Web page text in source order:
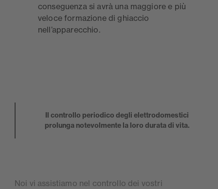
conseguenza si avrà una maggiore e più
veloce formazione di ghiaccio
nell’apparecchio.
Il controllo periodico degli elettrodomestici
prolunga notevolmente la loro durata di vita.
Noi vi assistiamo nel controllo dei vostri